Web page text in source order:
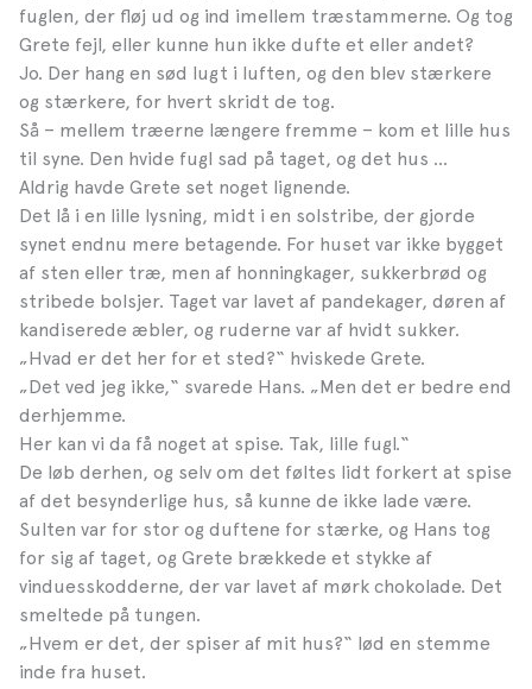
fuglen, der fløj ud og ind imellem træstammerne. Og tog
Grete fejl, eller kunne hun ikke dufte et eller andet?
Jo. Der hang en sød lugt i luften, og den blev stærkere
og stærkere, for hvert skridt de tog.
Så – mellem træerne længere fremme – kom et lille hus
til syne. Den hvide fugl sad på taget, og det hus …
Aldrig havde Grete set noget lignende.
Det lå i en lille lysning, midt i en solstribe, der gjorde
synet endnu mere betagende. For huset var ikke bygget
af sten eller træ, men af honningkager, sukkerbrød og
stribede bolsjer. Taget var lavet af pandekager, døren af
kandiserede æbler, og ruderne var af hvidt sukker.
„Hvad er det her for et sted?“ hviskede Grete.
„Det ved jeg ikke,“ svarede Hans. „Men det er bedre end
derhjemme.
Her kan vi da få noget at spise. Tak, lille fugl.“
De løb derhen, og selv om det føltes lidt forkert at spise
af det besynderlige hus, så kunne de ikke lade være.
Sulten var for stor og duftene for stærke, og Hans tog
for sig af taget, og Grete brækkede et stykke af
vinduesskodderne, der var lavet af mørk chokolade. Det
smeltede på tungen.
„Hvem er det, der spiser af mit hus?“ lød en stemme
inde fra huset.